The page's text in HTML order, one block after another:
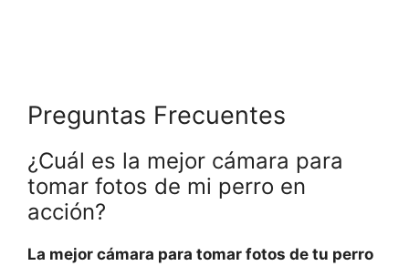
Preguntas Frecuentes
¿Cuál es la mejor cámara para
tomar fotos de mi perro en
acción?
La mejor cámara para tomar fotos de tu perro